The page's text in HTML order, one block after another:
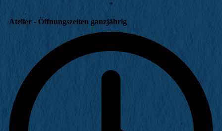
*
Atelier - Öffnungszeiten ganzjährig